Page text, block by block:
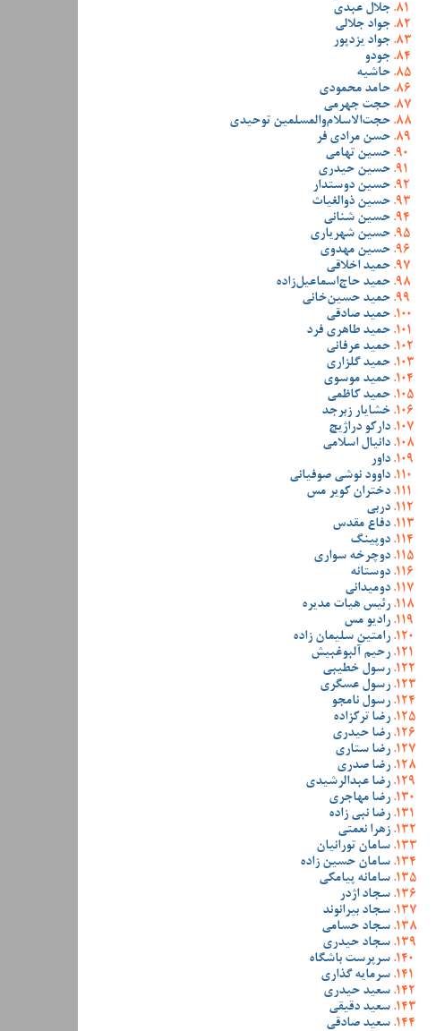
جلال عبدی
جواد جلالی
جواد یزدپور
جودو
حاشیه
حامد محمودی
حجت جهرمی
حجت‌الاسلام‌والمسلمین توحیدی
حسن مرادی فر
حسین تهامی
حسین حیدری
حسین دوستدار
حسین ذوالغیاث
حسین شنانی
حسین شهریاری
حسین مهدوی
حمید اخلاقی
حمید حاج‌اسماعیل‌زاده
حمید حسین‌خانی
حمید صادقی
حمید طاهری فرد
حمید عرفانی
حمید گلزاری
حمید موسوی
حمید کاظمی
خشایار زبرجد
دارکو دراژیچ
دانیال اسلامی
داور
داوود نوشی صوفیانی
دختران کویر مس
دربی
دفاع مقدس
دوپینگ
دوچرخه سواری
دوستانه
دومیدانی
رئیس هیات مدیره
رادیو مس
رامتین سلیمان زاده
رحیم آلبوغبیش
رسول خطیبی
رسول عسگری
رسول نامجو
رضا ترکزاده
رضا حیدری
رضا ستاری
رضا صدری
رضا عبدالرشیدی
رضا مهاجری
رضا نبی زاده
زهرا نعمتی
سامان تورانیان
سامان حسین زاده
سامانه پیامکی
سجاد اژدر
سجاد بیرانوند
سجاد حسامی
سجاد حیدری
سرپرست باشگاه
سرمایه گذاری
سعید حیدری
سعید دقیقی
سعید صادقی